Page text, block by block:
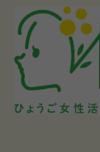
プレゼントに人気の
札幌味噌ラーメン
【家系ラーメン完
ン界への衝撃まで徹
【40代・50代・60